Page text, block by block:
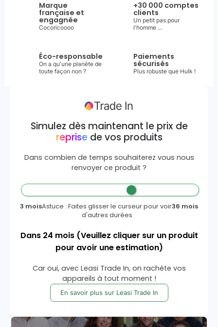
Marque
française et
engagnée
Cocoricoooo
+30 000 comptes
clients
Un petit pas pour
l'homme ...
Éco-responsable
On a qu'une planète de
toute façon non ?
Paiements
sécurisés
Plus robuste que Hulk !
Simulez dès maintenant le prix de
reprisede vos produits
Dans combien de temps souhaiterez vous nous
renvoyer ce produit ?
3 moisAstuce : Faites glisser le curseur pour voir
d'autres durées
36 mois
Dans 24 mois (Veuillez cliquer sur un produit
pour avoir une estimation)
Car oui, avec Leasi Trade In, on rachète vos
appareils à tout moment !
En savoir plus sur Leasi Trade In